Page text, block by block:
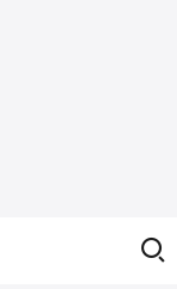
